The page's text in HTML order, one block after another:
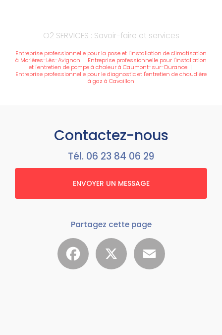
O2 SERVICES : Savoir-faire et services
Entreprise professionnelle pour la pose et l'installation de climatisation
à Morières-Lès-Avignon | Entreprise professionnelle pour l'installation
et l'entretien de pompe à chaleur à Caumont-sur-Durance |
Entreprise professionnelle pour le diagnostic et l'entretien de chaudière
à gaz à Cavaillon
Contactez-nous
Tél. 06 23 84 06 29
ENVOYER UN MESSAGE
Partagez cette page
Facebook